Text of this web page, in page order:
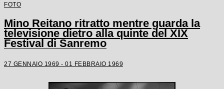
FOTO
Mino Reitano ritratto mentre guarda la
televisione dietro alla quinte del XIX
Festival di Sanremo
27 GENNAIO 1969 - 01 FEBBRAIO 1969